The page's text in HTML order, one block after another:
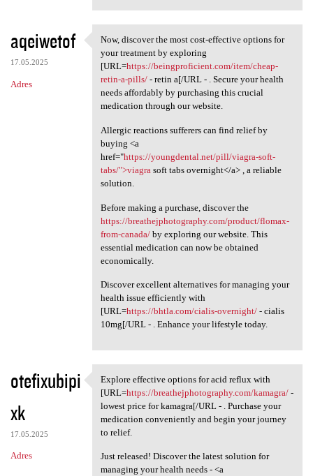
aqeiwetof
17.05.2025
Adres
Now, discover the most cost
Now, discover the most cost-effective options for
your treatment by exploring
[URL=https://beingproficient.com/item/cheap-
retin-a-pills/- retin a[/URL - . Secure your health
needs affordably by purchasing this crucial
medication through our website.
Allergic reactions sufferers can find relief by
buying <a
href="https://youngdental.net/pill/viagra-soft-
tabs/">viagrasoft tabs overnight</a> , a reliable
solution.
Before making a purchase, discover the
https://breathejphotography.com/product/flomax-
from-canada/by exploring our website. This
essential medication can now be obtained
economically.
Discover excellent alternatives for managing your
health issue efficiently with
[URL=https://bhtla.com/cialis-overnight/- cialis
10mg[/URL - . Enhance your lifestyle today.
otefixubipi
xk
17.05.2025
Adres
Explore effective options for
Explore effective options for acid reflux with
[URL=https://breathejphotography.com/kamagra/-
lowest price for kamagra[/URL - . Purchase your
medication conveniently and begin your journey
to relief.
Just released! Discover the latest solution for
managing your health needs - <a